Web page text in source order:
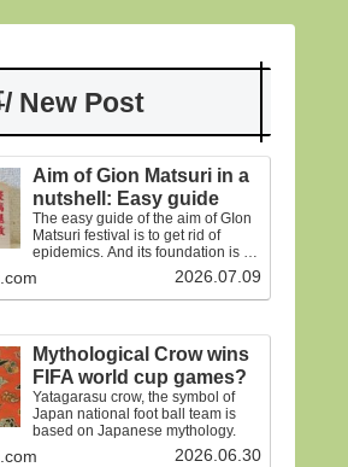
New Post
Aim of Gion Matsuri in a
nutshell: Easy guide
The easy guide of the aim of GIon
Matsuri festival is to get rid of
epidemics. And its foundation is on
2026.07.09
Mythological Crow wins
FIFA world cup games?
Yatagarasu crow, the symbol of
Japan national foot ball team is
based on Japanese mythology.
2026.06.30